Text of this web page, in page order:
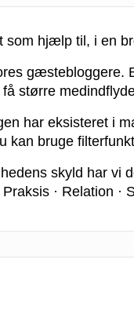
som hjælp til, i en
større
har eksisteret i
kan bruge
skyld har vi
Praksis · Relation ·